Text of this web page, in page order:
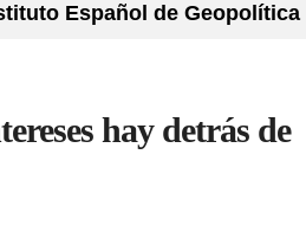
Español de Geopolítica
hay detrás de